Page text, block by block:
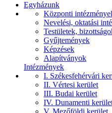
Egyházunk
Központi
Nevelési, oktatási
Testületek,
Gyűjtemények
Képzések
Alapítványok
Intézmények
I. Székesfehérvári
II. Vértesi kerület
III. Budai kerület
IV. Dunamenti
V. Mezőföldi kerület